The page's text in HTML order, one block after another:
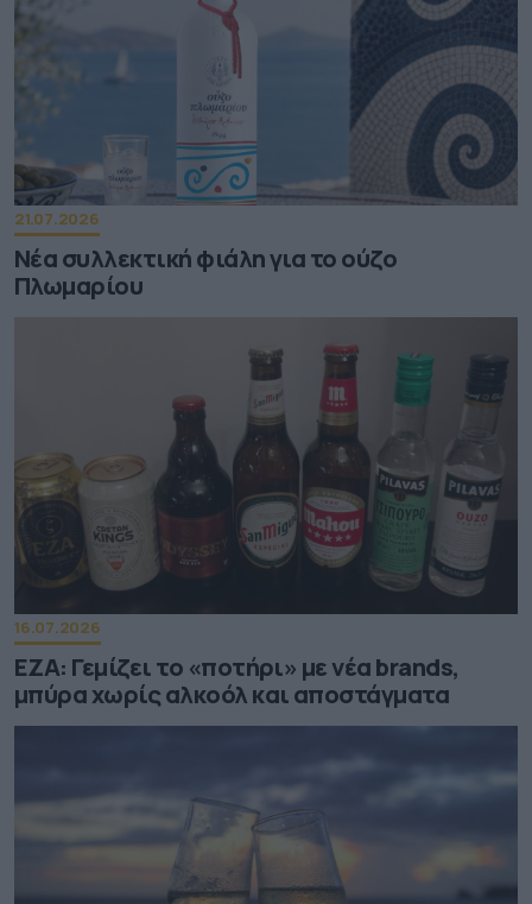
21.07.2026
Νέα συλλεκτική φιάλη για το ούζο
Πλωμαρίου
16.07.2026
ΕΖΑ: Γεμίζει το «ποτήρι» με νέα brands,
μπύρα χωρίς αλκοόλ και αποστάγματα